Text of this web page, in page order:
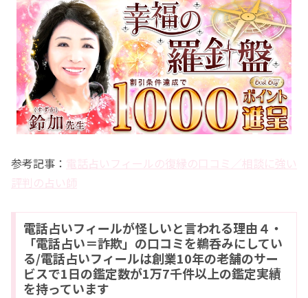
参考記事： 電話占いフィールの復縁の口コミ／相談に強い
評判の占い師
電話占いフィールが怪しいと言われる理由４・
「電話占い＝詐欺」の口コミを鵜呑みにしてい
る/電話占いフィールは創業10年の老舗のサー
ビスで1日の鑑定数が1万7千件以上の鑑定実績
を持っています